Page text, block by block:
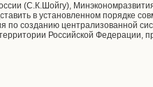
(С.К.Шойгу),
в установленном порядке
созданию централизованной
Российской Федерации,